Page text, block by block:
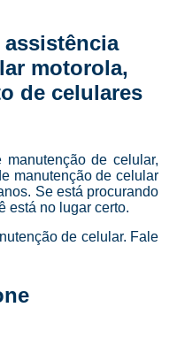
e Conserto de Celular
Conserto de Celular
Manutenção e Conserto
de Celular Online
em Celular
em Celular
Curso Completo
motorola,
de celulares
de celular,
manutenção de celular
Se está procurando
está no lugar certo.
de celular. Fale